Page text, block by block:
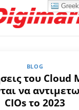
BLOG
του Cloud
να
CIOs το 2023
Greek